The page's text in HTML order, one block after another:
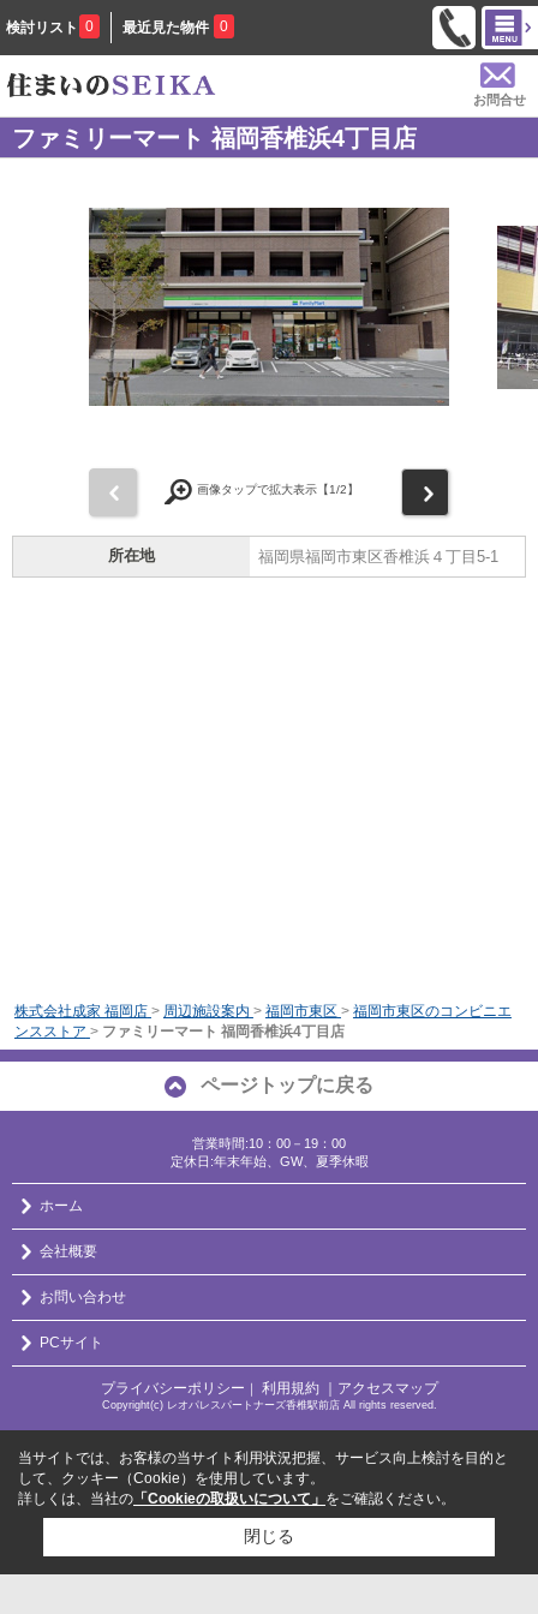
検討リスト 0 最近見た物件 0
お問合せ
ファミリーマート 福岡香椎浜4丁目店
画像タップで拡大表示【1/2】
所在地 福岡県福岡市東区香椎浜４丁目5-1
株式会社成家 福岡店 > 周辺施設案内 > 福岡市東区 > 福岡市東区のコンビニエ
ンスストア > ファミリーマート 福岡香椎浜4丁目店
ページトップに戻る
営業時間:10：00－19：00
定休日:年末年始、GW、夏季休暇
ホーム
会社概要
お問い合わせ
PCサイト
プライバシーポリシー ｜ 利用規約 ｜アクセスマップ
Copyright(c) レオパレスパートナーズ香椎駅前店 All rights reserved.
当サイトでは、お客様の当サイト利用状況把握、サービス向上検討を目的と
して、クッキー（Cookie）を使用しています。
詳しくは、当社の 「Cookieの取扱いについて」 をご確認ください。
閉じる